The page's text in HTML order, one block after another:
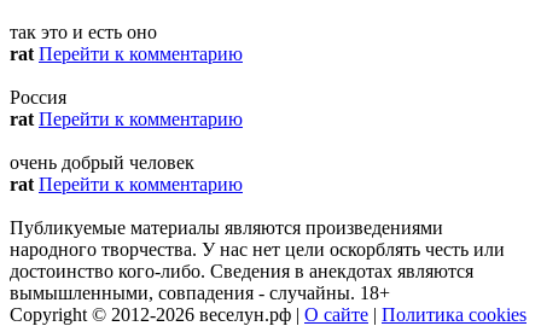
так это и есть оно
rat Перейти к комментарию
Россия
rat Перейти к комментарию
очень добрый человек
rat Перейти к комментарию
Публикуемые материалы являются произведениями
народного творчества. У нас нет цели оскорблять честь или
достоинство кого-либо. Сведения в анекдотах являются
вымышленными, совпадения - случайны. 18+
Copyright © 2012-2026 веселун.рф | О сайте | Политика cookies